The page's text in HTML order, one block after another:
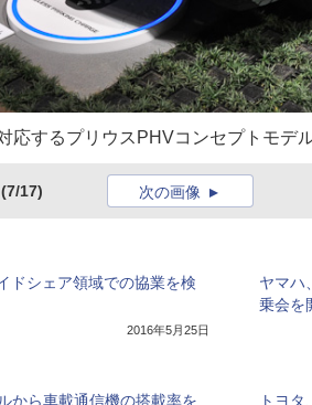
応するプリウスPHVコンセプトモデ
(7/17) 次の画像
ドシェア領域での協業を検
2016年5月25日
ヤマハ
乗会を
から車載通信機の搭載率を トヨ